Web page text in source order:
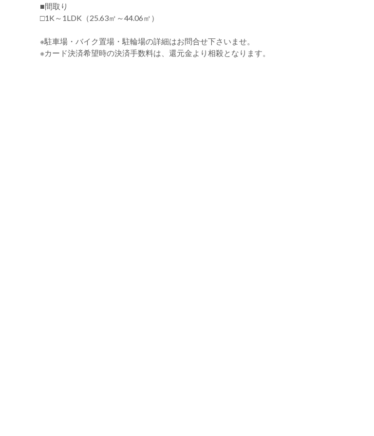
■間取り
□1K～1LDK（25.63㎡～44.06㎡）
※駐車場・バイク置場・駐輪場の詳細はお問合せ下さいませ。
※カード決済希望時の決済手数料は、還元金より相殺となります。